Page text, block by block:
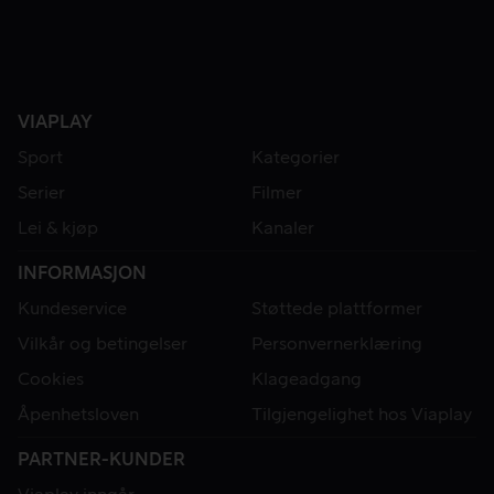
VIAPLAY
Sport
Kategorier
Serier
Filmer
Lei & kjøp
Kanaler
INFORMASJON
Kundeservice
Støttede plattformer
Vilkår og betingelser
Personvernerklæring
Cookies
Klageadgang
Åpenhetsloven
Tilgjengelighet hos Viaplay
PARTNER-KUNDER